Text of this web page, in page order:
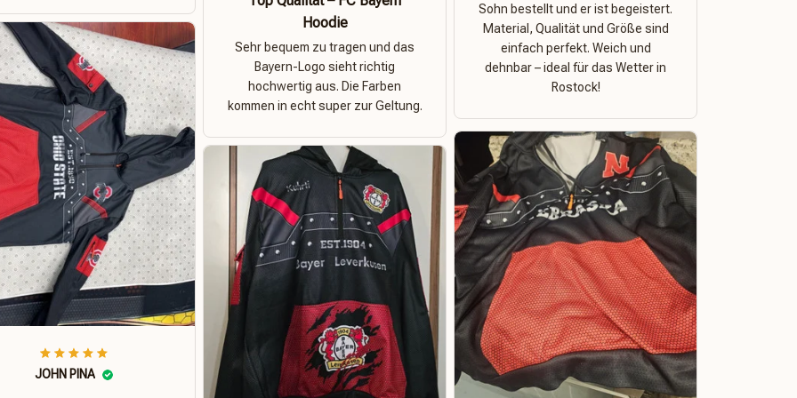
Sohn bestellt und er ist begeistert.
Material, Qualität und Größe sind
einfach perfekt. Weich und
dehnbar – ideal für das Wetter in
Rostock!
Hoodie
Sehr bequem zu tragen und das
Bayern-Logo sieht richtig
hochwertig aus. Die Farben
kommen in echt super zur Geltung.
JOHN PINA